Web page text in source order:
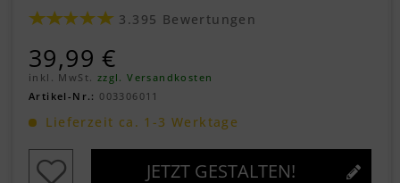
3.395 Bewertungen
39,99 €
inkl. MwSt. zzgl. Versandkosten
Artikel-Nr.: 003306011
Lieferzeit ca. 1-3 Werktage
JETZT GESTALTEN!